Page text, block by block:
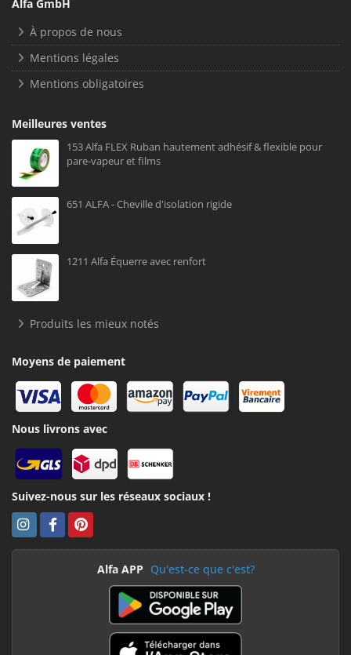
Alfa GmbH
À propos de nous
Mentions légales
Mentions obligatoires
Meilleures ventes
153 Alfa FLEX Ruban hautement adhésif & flexible pour
pare-vapeur et films
651 ALFA - Cheville d'isolation rigide
1211 Alfa Équerre avec renfort
Produits les mieux notés
Moyens de paiement
Nous livrons avec
Suivez-nous sur les réseaux sociaux !
Alfa APP Qu'est-ce que c'est?